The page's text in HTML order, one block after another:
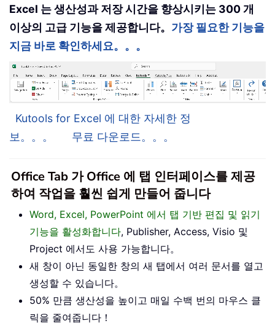
Excel 는 생산성과 저장 시간을 향상시키는 300 개
이상의 고급 기능을 제공합니다。 가장 필요한 기능을
지금 바로 확인하세요。。。
Kutools for Excel 에 대한 자세한 정
보。。。
무료 다운로드。。。
Office Tab 가 Office 에 탭 인터페이스를 제공
하여 작업을 훨씬 쉽게 만들어 줍니다
Word, Excel, PowerPoint 에서 탭 기반 편집 및 읽기
기능을 활성화합니다, Publisher, Access, Visio 및
Project 에서도 사용 가능합니다。
새 창이 아닌 동일한 창의 새 탭에서 여러 문서를 열고
생성할 수 있습니다。
50% 만큼 생산성을 높이고 매일 수백 번의 마우스 클
릭을 줄여줍니다！